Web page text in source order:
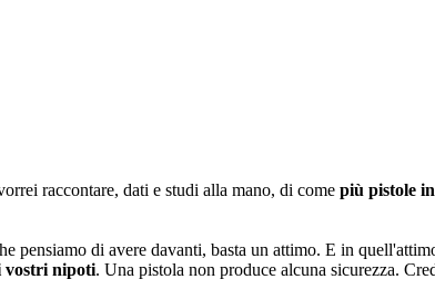
raccontare, dati e studi alla mano, di come più pistole
pensiamo di avere davanti, basta un attimo. E in
vostri nipoti. Una pistola non produce alcuna sicurezza.